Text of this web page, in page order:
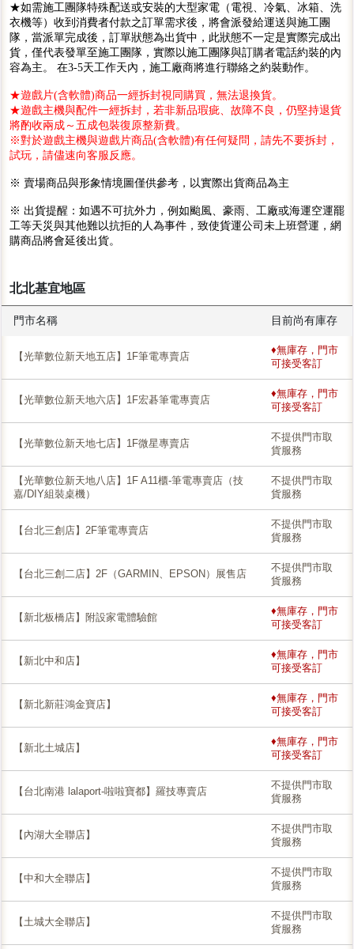
★如需施工團隊特殊配送或安裝的大型家電（電視、冷氣、冰箱、洗
衣機等）收到消費者付款之訂單需求後，將會派發給運送與施工團
隊，當派單完成後，訂單狀態為出貨中，此狀態不一定是實際完成出
貨，僅代表發單至施工團隊，實際以施工團隊與訂購者電話約裝的內
容為主。 在3-5天工作天內，施工廠商將進行聯絡之約裝動作。
★遊戲片(含軟體)商品一經拆封視同購買，無法退換貨。
★遊戲主機與配件一經拆封，若非新品瑕疵、故障不良，仍堅持退貨
將酌收兩成～五成包裝復原整新費。
※對於遊戲主機與遊戲片商品(含軟體)有任何疑問，請先不要拆封，
試玩，請儘速向客服反應。
※ 賣場商品與形象情境圖僅供參考，以實際出貨商品為主
※ 出貨提醒：如遇不可抗外力，例如颱風、豪雨、工廠或海運空運罷
工等天災與其他難以抗拒的人為事件，致使貨運公司未上班營運，網
購商品將會延後出貨。
北北基宜地區
門市名稱 目前尚有庫存
【光華數位新天地五店】1F筆電專賣店
♦無庫存，門市
可接受客訂
【光華數位新天地六店】1F宏碁筆電專賣店
♦無庫存，門市
可接受客訂
【光華數位新天地七店】1F微星專賣店
不提供門市取
貨服務
【光華數位新天地八店】1F A11櫃-筆電專賣店（技
嘉/DIY組裝桌機）
不提供門市取
貨服務
【台北三創店】2F筆電專賣店
不提供門市取
貨服務
【台北三創二店】2F（GARMIN、EPSON）展售店
不提供門市取
貨服務
【新北板橋店】附設家電體驗館
♦無庫存，門市
可接受客訂
【新北中和店】
♦無庫存，門市
可接受客訂
【新北新莊鴻金寶店】
♦無庫存，門市
可接受客訂
【新北土城店】
♦無庫存，門市
可接受客訂
【台北南港 lalaport-啦啦寶都】羅技專賣店
不提供門市取
貨服務
【內湖大全聯店】
不提供門市取
貨服務
【中和大全聯店】
不提供門市取
貨服務
【土城大全聯店】
不提供門市取
貨服務